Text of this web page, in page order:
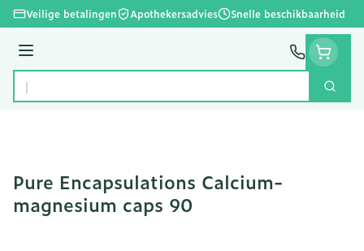
Ga naar de inhoud
Veilige betalingen Apothekersadvies Snelle beschikbaarheid
Menu
Product, merk, categorie...
Zoek
Pure Encapsulations Calcium-
magnesium caps 90